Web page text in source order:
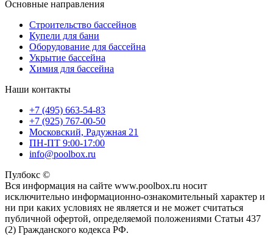
Основные направления
Строительство бассейнов
Купели для бани
Оборудование для бассейна
Укрытие бассейна
Химия для бассейна
Наши контакты
+7 (495) 663-54-83
+7 (925) 767-00-50
Московский, Радужная 21
ПН-ПТ 9:00-17:00
info@poolbox.ru
Пулбокс ©
Вся информация на сайте www.poolbox.ru носит
исключительно информационно-ознакомительный характер и
ни при каких условиях не является и не может считаться
публичной офертой, определяемой положениями Статьи 437
(2) Гражданского кодекса РФ.